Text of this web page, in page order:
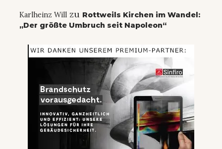
Karlheinz Will zu Rottweils Kirchen im Wandel:
„Der größte Umbruch seit Napoleon“